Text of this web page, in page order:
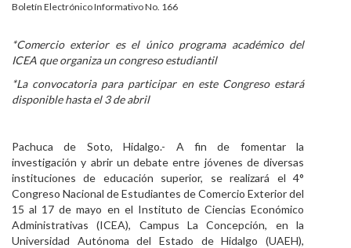
Aspirantes
Personal
Visitantes
Boletín Electrónico Informativo No. 166
*Comercio exterior es el único programa académico del
ICEA que organiza un congreso estudiantil
*La convocatoria para participar en este Congreso estará
disponible hasta el 3 de abril
Pachuca de Soto, Hidalgo.- A fin de fomentar la
investigación y abrir un debate entre jóvenes de diversas
instituciones de educación superior, se realizará el 4°
Congreso Nacional de Estudiantes de Comercio Exterior del
15 al 17 de mayo en el Instituto de Ciencias Económico
Administrativas (ICEA), Campus La Concepción, en la
Universidad Autónoma del Estado de Hidalgo (UAEH),